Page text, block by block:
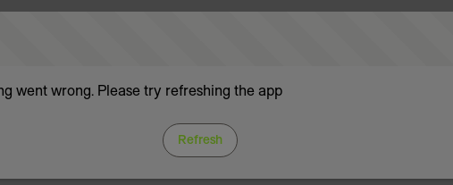
went wrong. Please try refreshing the app
Refresh